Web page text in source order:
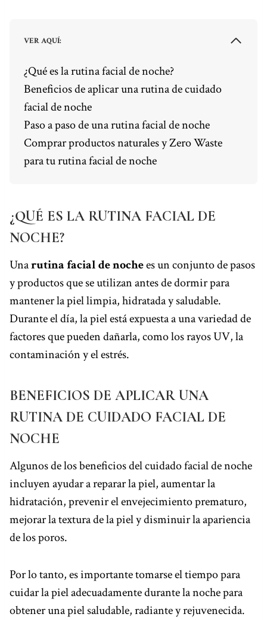
VER AQUÍ:
¿Qué es la rutina facial de noche?
Beneficios de aplicar una rutina de cuidado
facial de noche
Paso a paso de una rutina facial de noche
Comprar productos naturales y Zero Waste
para tu rutina facial de noche
¿QUÉ ES LA RUTINA FACIAL DE
NOCHE?
Unarutina facial de nochees un conjunto de pasos
y productos que se utilizan antes de dormir para
mantener la piel limpia, hidratada y saludable.
Durante el día, la piel está expuesta a una variedad de
factores que pueden dañarla, como los rayos UV, la
contaminación y el estrés.
BENEFICIOS DE APLICAR UNA
RUTINA DE CUIDADO FACIAL DE
NOCHE
Algunos de los beneficios del cuidado facial de noche
incluyen ayudar a reparar la piel, aumentar la
hidratación, prevenir el envejecimiento prematuro,
mejorar la textura de la piel y disminuir la apariencia
de los poros.
Por lo tanto, es importante tomarse el tiempo para
cuidar la piel adecuadamente durante la noche para
obtener una piel saludable, radiante y rejuvenecida.